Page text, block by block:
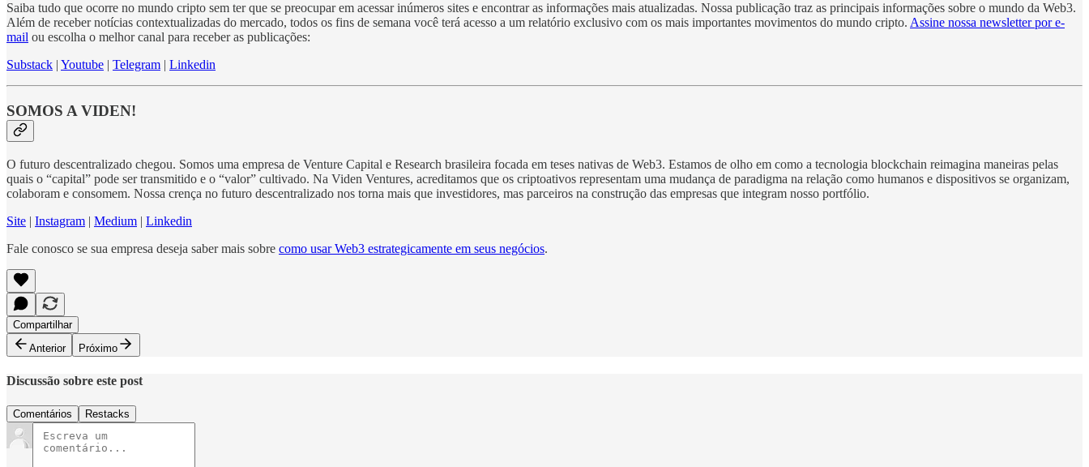
Saiba tudo que ocorre no mundo cripto sem ter que se preocupar em acessar inúmeros sites e encontrar as informações mais atualizadas. Nossa publicação traz as principais informações sobre o mundo da Web3.
Além de receber notícias contextualizadas do mercado, todos os fins de semana você terá acesso a um relatório exclusivo com os mais importantes movimentos do mundo cripto. Assine nossa newsletter por e-
mail ou escolha o melhor canal para receber as publicações:
Substack | Youtube | Telegram | Linkedin
SOMOS A VIDEN!
O futuro descentralizado chegou. Somos uma empresa de Venture Capital e Research brasileira focada em teses nativas de Web3. Estamos de olho em como a tecnologia blockchain reimagina maneiras pelas
quais o “capital” pode ser transmitido e o “valor” cultivado. Na Viden Ventures, acreditamos que os criptoativos representam uma mudança de paradigma na relação como humanos e dispositivos se organizam,
colaboram e consomem. Nossa crença no futuro descentralizado nos torna mais que investidores, mas parceiros na construção das empresas que integram nosso portfólio.
Site | Instagram | Medium | Linkedin
Fale conosco se sua empresa deseja saber mais sobre como usar Web3 estrategicamente em seus negócios.
Compartilhar
Anterior
Próximo
Discussão sobre este post
Comentários Restacks